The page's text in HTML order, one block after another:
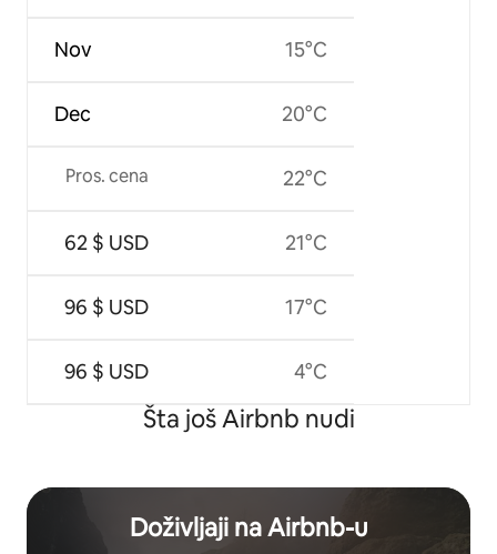
Nov
Dec
Pros. cena
62 $ USD
96 $ USD
96 $ USD
15°C
20°C
22°C
21°C
17°C
4°C
Šta još Airbnb nudi
Doživljaji na Airbnb-u